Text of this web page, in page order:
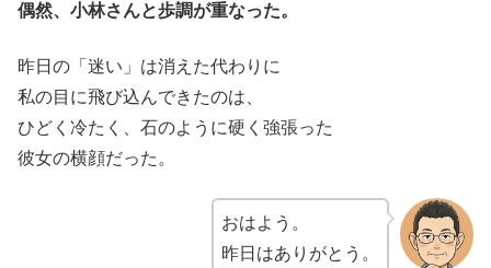
偶然、小林さんと歩調が重なった。
昨日の「迷い」は消えた代わりに
私の目に飛び込んできたのは、
ひどく冷たく、石のように硬く強張った
彼女の横顔だった。
おはよう。
昨日はありがとう。